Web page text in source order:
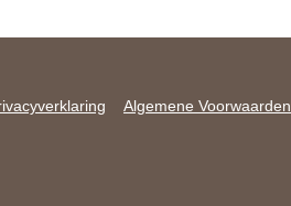
Algemene Voorwaarden